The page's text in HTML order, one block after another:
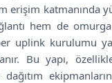
erişim katmanında
hem de
uplink kurulumu
Bu yapı,
dağıtım